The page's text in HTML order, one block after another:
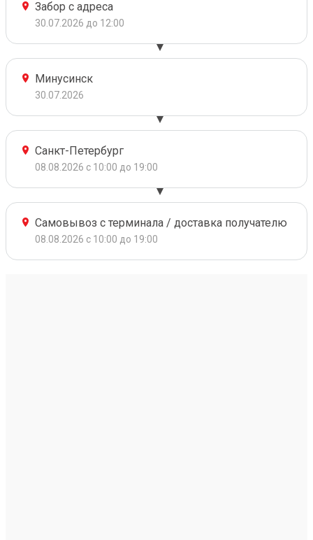
Забор с адреса
30.07.2026 до 12:00
Минусинск
30.07.2026
Санкт-Петербург
08.08.2026 с 10:00 до 19:00
Самовывоз с терминала / доставка получателю
08.08.2026 с 10:00 до 19:00